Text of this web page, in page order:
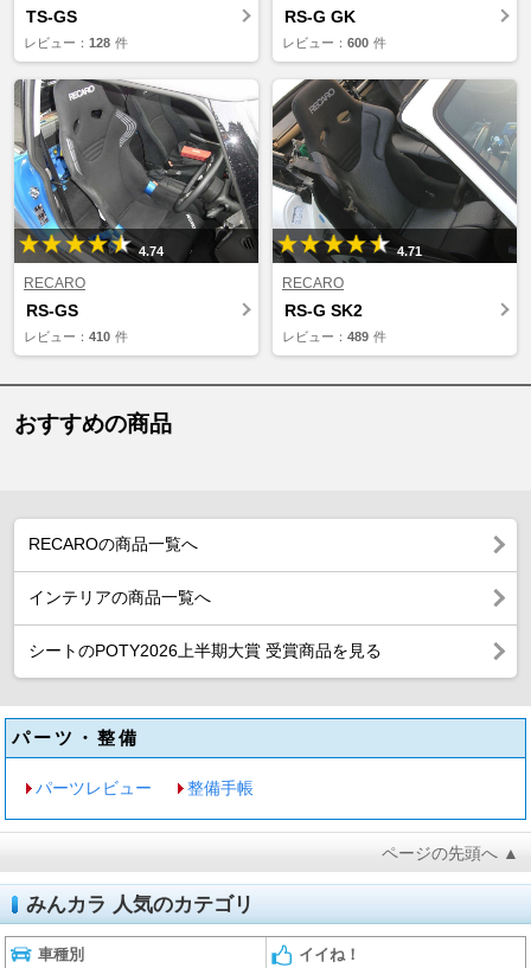
TS-GS
レビュー： 128 件
RS-G GK
レビュー： 600 件
4.74
RECARO
RS-GS
レビュー： 410 件
4.71
RECARO
RS-G SK2
レビュー： 489 件
おすすめの商品
RECAROの商品一覧へ
インテリアの商品一覧へ
シートのPOTY2026上半期大賞 受賞商品を見る
パーツ・整備
パーツレビュー 整備手帳
ページの先頭へ ▲
みんカラ 人気のカテゴリ
車種別 イイね！